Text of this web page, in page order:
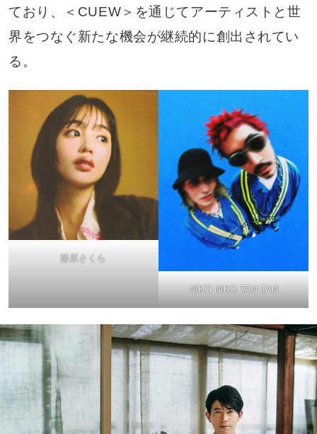
ており、＜CUEW＞を通じてアーティストと世
界をつなぐ新たな機会が継続的に創出されてい
る。
藤原さくら
NIKO NIKO TAN TAN